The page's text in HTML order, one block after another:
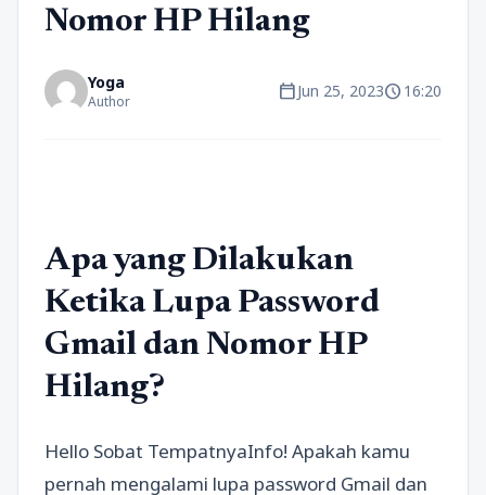
Nomor HP Hilang
Yoga
Author calendar_todayJun 25, 2023schedule16:20
Apa yang Dilakukan
Ketika Lupa Password
Gmail dan Nomor HP
Hilang?
Hello Sobat TempatnyaInfo! Apakah kamu
pernah mengalami lupa password Gmail dan